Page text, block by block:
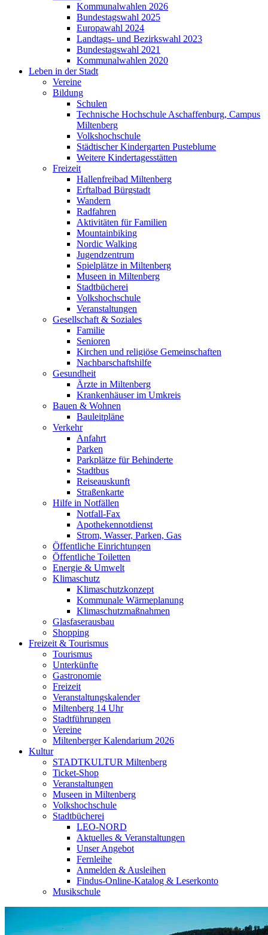
Kommunalwahlen 2026
Bundestagswahl 2025
Europawahl 2024
Landtags- und Bezirkswahl 2023
Bundestagswahl 2021
Kommunalwahlen 2020
Leben in der Stadt
Vereine
Bildung
Schulen
Technische Hochschule Aschaffenburg, Campus
Miltenberg
Volkshochschule
Städtischer Kindergarten Pusteblume
Weitere Kindertagesstätten
Freizeit
Hallenfreibad Miltenberg
Erftalbad Bürgstadt
Wandern
Radfahren
Aktivitäten für Familien
Mountainbiking
Nordic Walking
Jugendzentrum
Spielplätze in Miltenberg
Museen in Miltenberg
Stadtbücherei
Volkshochschule
Veranstaltungen
Gesellschaft & Soziales
Familie
Senioren
Kirchen und religiöse Gemeinschaften
Nachbarschaftshilfe
Gesundheit
Ärzte in Miltenberg
Krankenhäuser im Umkreis
Bauen & Wohnen
Bauleitpläne
Verkehr
Anfahrt
Parken
Parkplätze für Behinderte
Stadtbus
Reiseauskunft
Straßenkarte
Hilfe in Notfällen
Notfall-Fax
Apothekennotdienst
Strom, Wasser, Parken, Gas
Öffentliche Einrichtungen
Öffentliche Toiletten
Energie & Umwelt
Klimaschutz
Klimaschutzkonzept
Kommunale Wärmeplanung
Klimaschutzmaßnahmen
Glasfaserausbau
Shopping
Freizeit & Tourismus
Tourismus
Unterkünfte
Gastronomie
Freizeit
Veranstaltungskalender
Miltenberg 14 Uhr
Stadtführungen
Vereine
Miltenberger Kalendarium 2026
Kultur
STADTKULTUR Miltenberg
Ticket-Shop
Veranstaltungen
Museen in Miltenberg
Volkshochschule
Stadtbücherei
LEO-NORD
Aktuelles & Veranstaltungen
Unser Angebot
Fernleihe
Anmelden & Ausleihen
Findus-Online-Katalog & Leserkonto
Musikschule